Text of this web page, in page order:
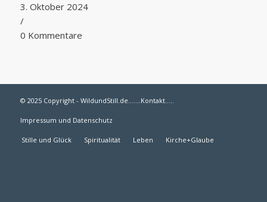
3. Oktober 2024
/
0 Kommentare
© 2025 Copyright - WildundStill.de.......Kontakt.....
Impressum und Datenschutz
Stille und Glück Spiritualität Leben Kirche+Glaube